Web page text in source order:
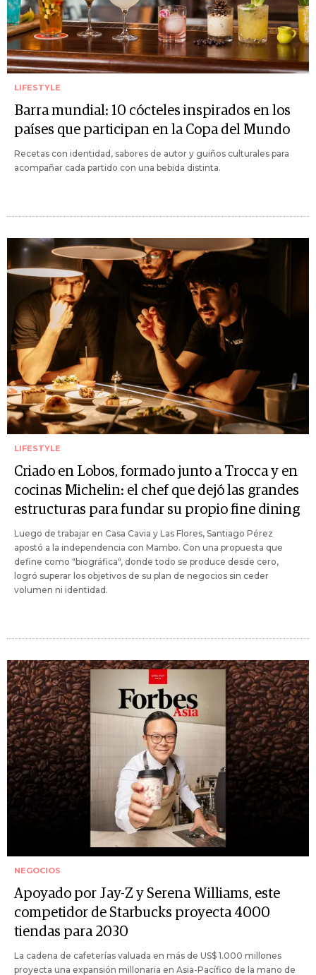
LIFESTYLE
Barra mundial: 10 cócteles inspirados en los
países que participan en la Copa del Mundo
Recetas con identidad, sabores de autor y guiños culturales para
acompañar cada partido con una bebida distinta.
LIFESTYLE
Criado en Lobos, formado junto a Trocca y en
cocinas Michelin: el chef que dejó las grandes
estructuras para fundar su propio fine dining
Luego de trabajar en Casa Cavia y Las Flores, Santiago Pérez
apostó a la independencia con Mambo. Con una propuesta que
define como "biográfica", donde todo se produce desde cero,
logró superar los objetivos de su plan de negocios sin ceder
volumen ni identidad.
NEGOCIOS
Apoyado por Jay-Z y Serena Williams, este
competidor de Starbucks proyecta 4000
tiendas para 2030
La cadena de cafeterías valuada en más de US$ 1.000 millones
proyecta una expansión millonaria en Asia-Pacífico de la mano de